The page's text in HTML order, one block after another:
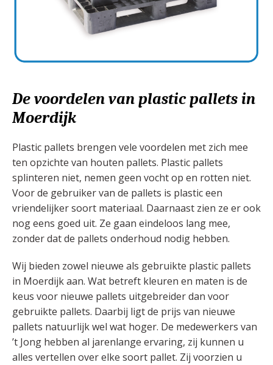
De voordelen van plastic pallets in
Moerdijk
Plastic pallets brengen vele voordelen met zich mee
ten opzichte van houten pallets. Plastic pallets
splinteren niet, nemen geen vocht op en rotten niet.
Voor de gebruiker van de pallets is plastic een
vriendelijker soort materiaal. Daarnaast zien ze er ook
nog eens goed uit. Ze gaan eindeloos lang mee,
zonder dat de pallets onderhoud nodig hebben.
Wij bieden zowel nieuwe als gebruikte plastic pallets
in Moerdijk aan. Wat betreft kleuren en maten is de
keus voor nieuwe pallets uitgebreider dan voor
gebruikte pallets. Daarbij ligt de prijs van nieuwe
pallets natuurlijk wel wat hoger. De medewerkers van
’t Jong hebben al jarenlange ervaring, zij kunnen u
alles vertellen over elke soort pallet. Zij voorzien u